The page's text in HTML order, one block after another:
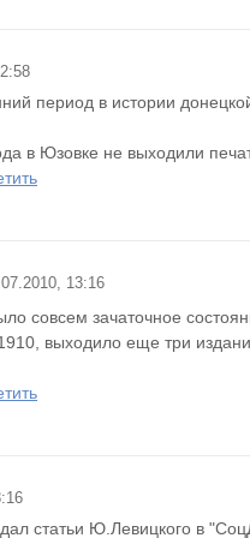
период в истории
в Юзовке не выходили
13:16
совсем зачаточное
выходило еще три
статьи Ю.Левицкого в